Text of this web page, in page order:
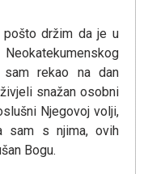
držim da je u
rekao na dan
snažan osobni
Njegovoj volji,
sam s njima, ovih
Bogu.